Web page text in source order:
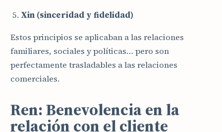
Xin (sinceridad y fidelidad)
Estos principios se aplicaban a las relaciones
familiares, sociales y políticas… pero son
perfectamente trasladables a las relaciones
comerciales.
Ren: Benevolencia en la
relación con el cliente